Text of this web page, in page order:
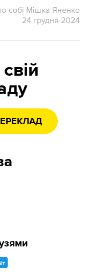
собі Мішка-Яненко
24 грудня 2024